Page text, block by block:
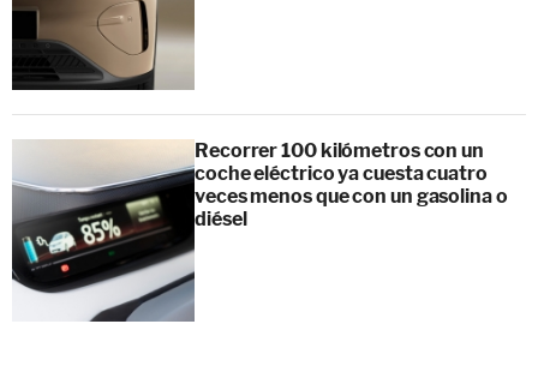
Recorrer 100 kilómetros con un
coche eléctrico ya cuesta cuatro
veces menos que con un gasolina o
diésel